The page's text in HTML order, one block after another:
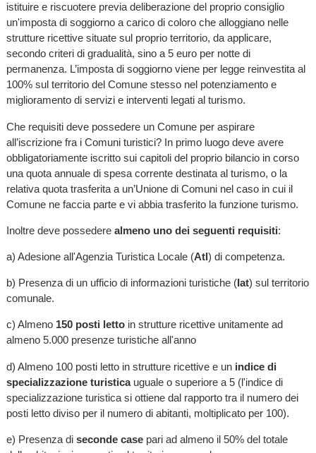
istituire e riscuotere previa deliberazione del proprio consiglio
un'imposta di soggiorno a carico di coloro che alloggiano nelle
strutture ricettive situate sul proprio territorio, da applicare,
secondo criteri di gradualità, sino a 5 euro per notte di
permanenza. L’imposta di soggiorno viene per legge reinvestita al
100% sul territorio del Comune stesso nel potenziamento e
miglioramento di servizi e interventi legati al turismo.
Che requisiti deve possedere un Comune per aspirare
all’iscrizione fra i Comuni turistici? In primo luogo deve avere
obbligatoriamente iscritto sui capitoli del proprio bilancio in corso
una quota annuale di spesa corrente destinata al turismo, o la
relativa quota trasferita a un’Unione di Comuni nel caso in cui il
Comune ne faccia parte e vi abbia trasferito la funzione turismo.
Inoltre deve possedere almeno uno dei seguenti requisiti:
a) Adesione all'Agenzia Turistica Locale (Atl) di competenza.
b) Presenza di un ufficio di informazioni turistiche (Iat) sul territorio
comunale.
c) Almeno 150 posti lettoin strutture ricettive unitamente ad
almeno 5.000 presenze turistiche all'anno
d) Almeno 100 posti letto in strutture ricettive e un indice di
specializzazione turisticauguale o superiore a 5 (l'indice di
specializzazione turistica si ottiene dal rapporto tra il numero dei
posti letto diviso per il numero di abitanti, moltiplicato per 100).
e) Presenza di seconde case pari ad almeno il 50% del totale